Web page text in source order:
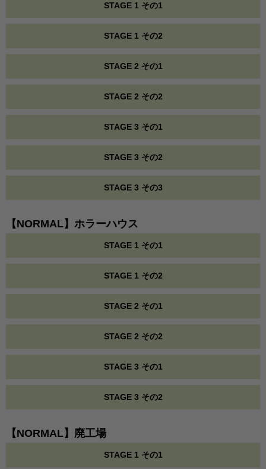
STAGE 1 その1
STAGE 1 その2
STAGE 2 その1
STAGE 2 その2
STAGE 3 その1
STAGE 3 その2
STAGE 3 その3
【NORMAL】ホラーハウス
STAGE 1 その1
STAGE 1 その2
STAGE 2 その1
STAGE 2 その2
STAGE 3 その1
STAGE 3 その2
【NORMAL】廃工場
STAGE 1 その1